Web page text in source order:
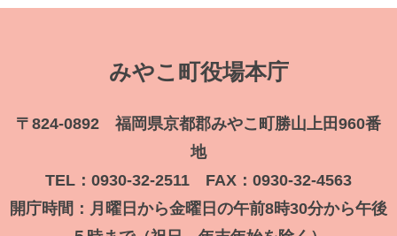
みやこ町役場本庁
〒824-0892 福岡県京都郡みやこ町勝山上田960番
地
TEL：0930-32-2511 FAX：0930-32-4563
開庁時間：月曜日から金曜日の午前8時30分から午後